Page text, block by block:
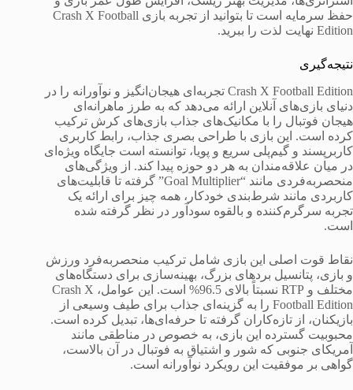
حفظ سرمایه است تا بتوانید از تجربه بازی Crash X Football
Edition نهایت لذت را ببرید.
نتیجه‌گیری
Crash X Football Edition تجربه‌ای هیجان‌انگیز و نوآورانه را در
دنیای بازی‌های آنلاین ارائه می‌دهد که به طرز ماهرانه‌ای
هیجان فوتبال را با مکانیک‌های جذاب بازی‌های کرش ترکیب
کرده است. این بازی با طراحی بصری جذاب، رابط کاربری
کاربرپسند و گیم‌پلی سریع و پویا، توانسته است جایگاه ویژه‌ای
در میان علاقه‌مندان به هر دو حوزه پیدا کند. از ویژگی‌های
منحصربه‌فردی مانند “Goal Multiplier” گرفته تا قابلیت‌های
کاربردی مانند شرط‌بندی خودکار، همه چیز برای ارائه یک
تجربه سرگرم‌کننده و بالقوه سودآور در نظر گرفته شده
است.
نقاط قوت اصلی این بازی شامل ترکیب منحصربه‌فرد ورزش
و بازی، پتانسیل بردهای بزرگ، بهینه‌سازی برای دستگاه‌های
مختلف و RTP نسبتاً بالای 96.5% است. این عوامل، Crash X
Football Edition را به گزینه‌ای جذاب برای طیف وسیعی از
بازیکنان، از تازه‌کاران گرفته تا حرفه‌ای‌ها، تبدیل کرده است.
محبوبیت گسترده این بازی، به خصوص در مناطقی مانند
آمریکای جنوبی که شور و اشتیاق به فوتبال در آن بالاست،
گواهی بر موفقیت این رویکرد نوآورانه است.